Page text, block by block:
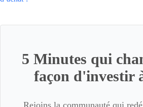
5 Minutes qui
façon d'investir